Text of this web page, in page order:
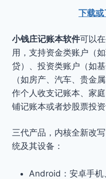
下载
小钱庄记账本软件可以
用，支持资金类账户（
贷）、投资类账户（如
（如房产、汽车、贵金
作个人收支记账本、家
铺记账本或者炒股票投
三代产品，内核全新改
统及其设备：
Android：安卓手机